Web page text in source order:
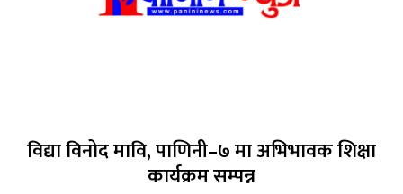
विद्या विनोद मावि, पाणिनी–७ मा अभिभावक शिक्षा
कार्यक्रम सम्पन्न